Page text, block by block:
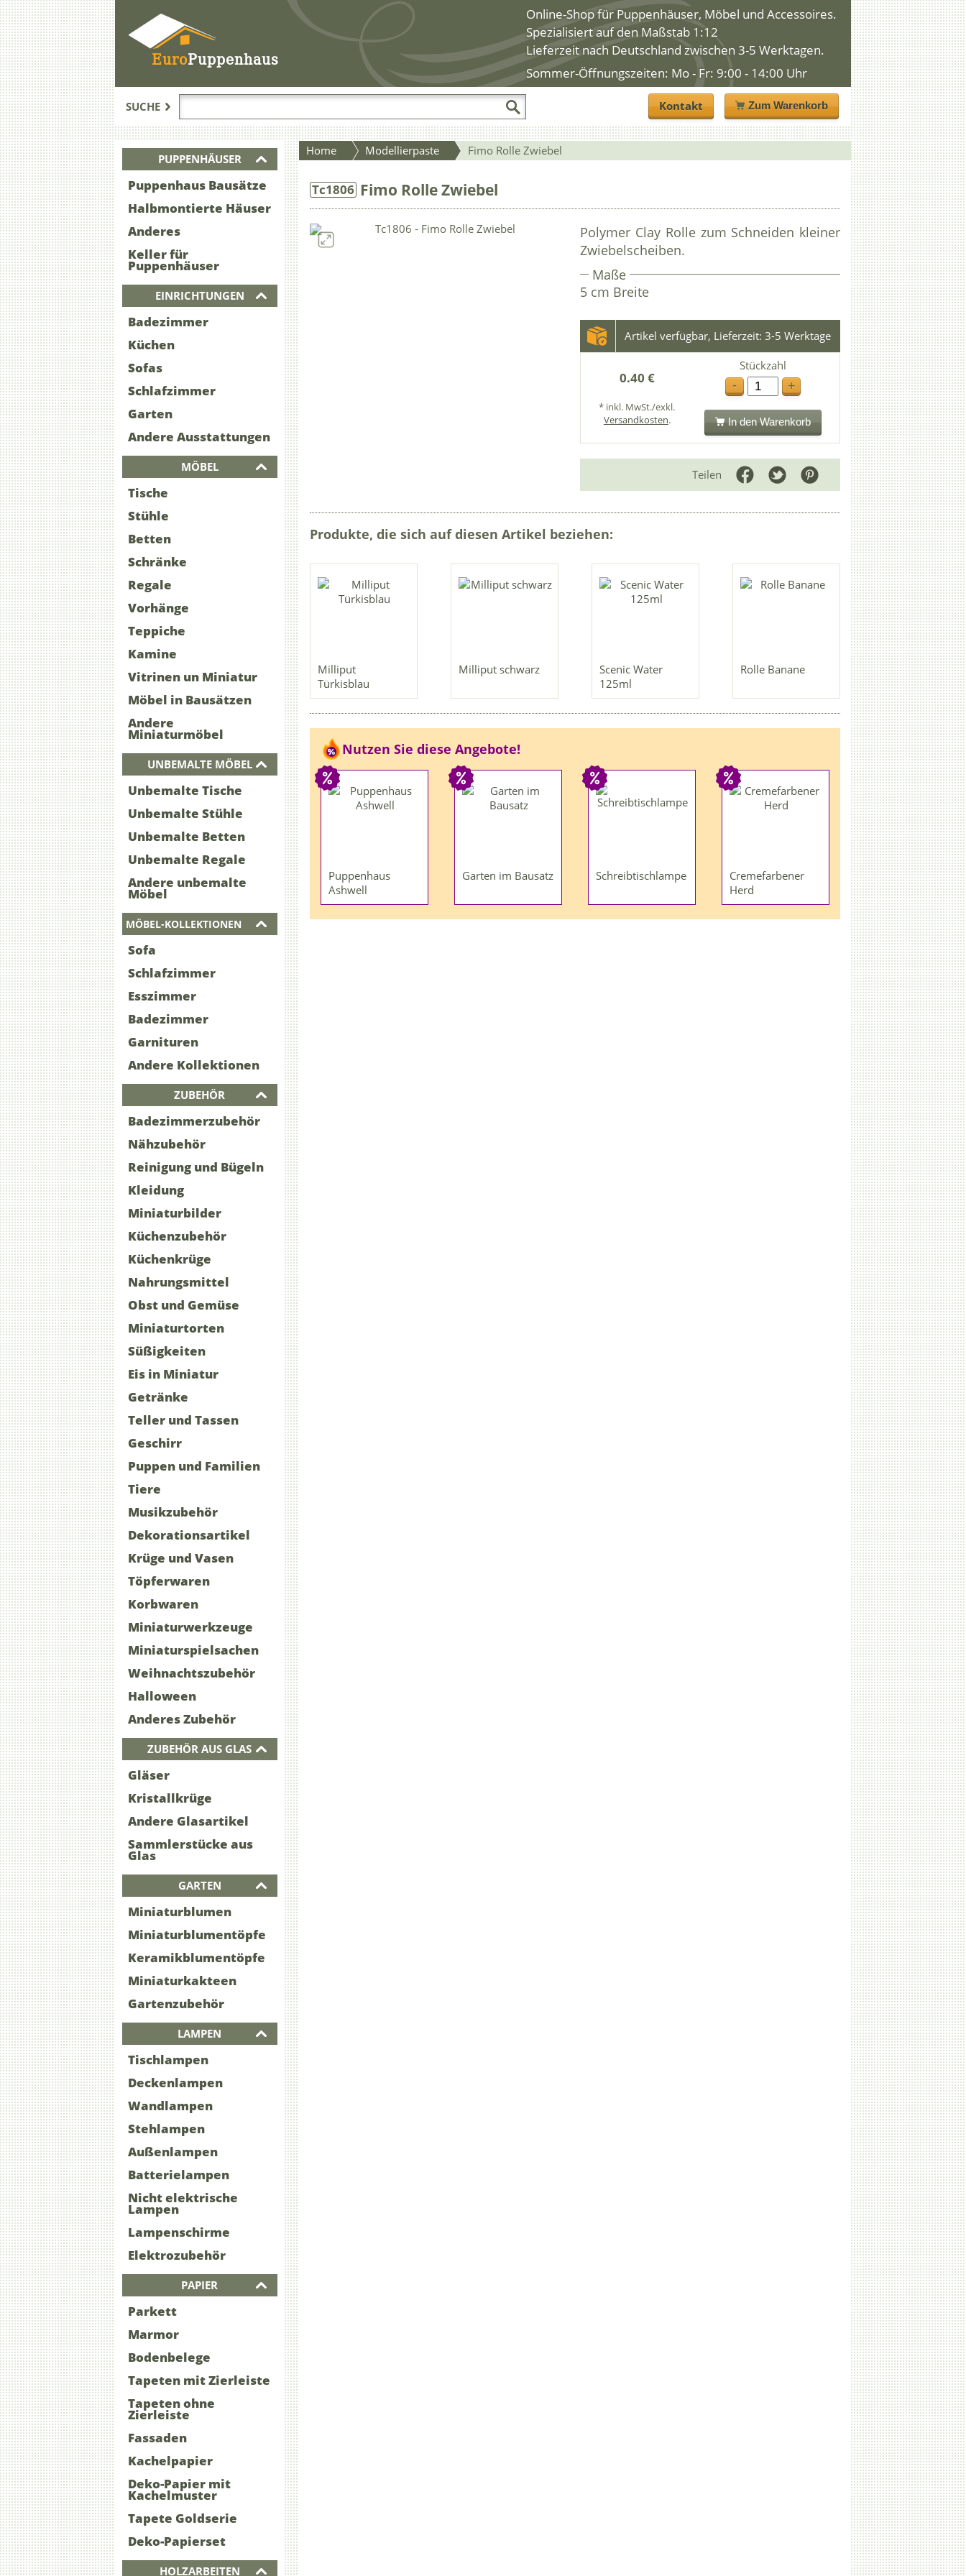
EuroPuppenhaus
Online-Shop für Puppenhäuser, Möbel und Accessoires.
Spezialisiert auf den Maßstab 1:12
Lieferzeit nach Deutschland zwischen 3-5 Werktagen.
Sommer-Öffnungszeiten: Mo - Fr: 9:00 - 14:00 Uhr
SUCHE Kontakt Zum Warenkorb
PUPPENHÄUSER
Puppenhaus Bausätze
Halbmontierte Häuser
Anderes
Keller für
Puppenhäuser
EINRICHTUNGEN
Badezimmer
Küchen
Sofas
Schlafzimmer
Garten
Andere Ausstattungen
MÖBEL
Tische
Stühle
Betten
Schränke
Regale
Vorhänge
Teppiche
Kamine
Vitrinen un Miniatur
Möbel in Bausätzen
Andere
Miniaturmöbel
UNBEMALTE MÖBEL
Unbemalte Tische
Unbemalte Stühle
Unbemalte Betten
Unbemalte Regale
Andere unbemalte
Möbel
MÖBEL-KOLLEKTIONEN
Sofa
Schlafzimmer
Esszimmer
Badezimmer
Garnituren
Andere Kollektionen
ZUBEHÖR
Badezimmerzubehör
Nähzubehör
Reinigung und Bügeln
Kleidung
Miniaturbilder
Küchenzubehör
Küchenkrüge
Nahrungsmittel
Obst und Gemüse
Miniaturtorten
Süßigkeiten
Eis in Miniatur
Getränke
Teller und Tassen
Geschirr
Puppen und Familien
Tiere
Musikzubehör
Dekorationsartikel
Krüge und Vasen
Töpferwaren
Korbwaren
Miniaturwerkzeuge
Miniaturspielsachen
Weihnachtszubehör
Halloween
Anderes Zubehör
ZUBEHÖR AUS GLAS
Gläser
Kristallkrüge
Andere Glasartikel
Sammlerstücke aus
Glas
GARTEN
Miniaturblumen
Miniaturblumentöpfe
Keramikblumentöpfe
Miniaturkakteen
Gartenzubehör
LAMPEN
Tischlampen
Deckenlampen
Wandlampen
Stehlampen
Außenlampen
Batterielampen
Nicht elektrische
Lampen
Lampenschirme
Elektrozubehör
PAPIER
Parkett
Marmor
Bodenbelege
Tapeten mit Zierleiste
Tapeten ohne
Zierleiste
Fassaden
Kachelpapier
Deko-Papier mit
Kachelmuster
Tapete Goldserie
Deko-Papierset
HOLZARBEITEN
Home Modellierpaste Fimo Rolle Zwiebel
Tc1806 Fimo Rolle Zwiebel
Polymer Clay Rolle zum Schneiden kleiner
Zwiebelscheiben.
Maße
5 cm Breite
Artikel verfügbar, Lieferzeit: 3-5 Werktage
0.40 €
* inkl. MwSt./exkl.
Versandkosten.
Stückzahl
-
+
In den Warenkorb
Teilen
Produkte, die sich auf diesen Artikel beziehen:
Milliput
Türkisblau
Milliput schwarz
Scenic Water
125ml
Rolle Banane
Nutzen Sie diese Angebote!
Puppenhaus
Ashwell
Garten im Bausatz Schreibtischlampe
Cremefarbener
Herd